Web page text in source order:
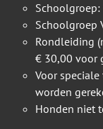
Schoolgroep
Rondleiding
€ 30,00 voor
Voor
worden
Honden niet